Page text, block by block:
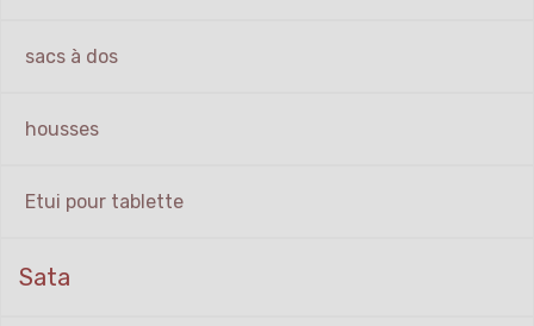
sacs à dos
housses
Etui pour tablette
Sata